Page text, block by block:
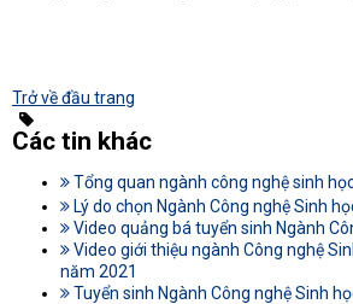
Trở về đầu trang
Các tin khác
Tổng quan ngành công nghệ sinh
Lý do chọn Ngành Công nghệ Sinh
Video quảng bá tuyển sinh Ngành
Video giới thiệu ngành Công nghệ
năm 2021
Tuyển sinh Ngành Công nghệ Sinh